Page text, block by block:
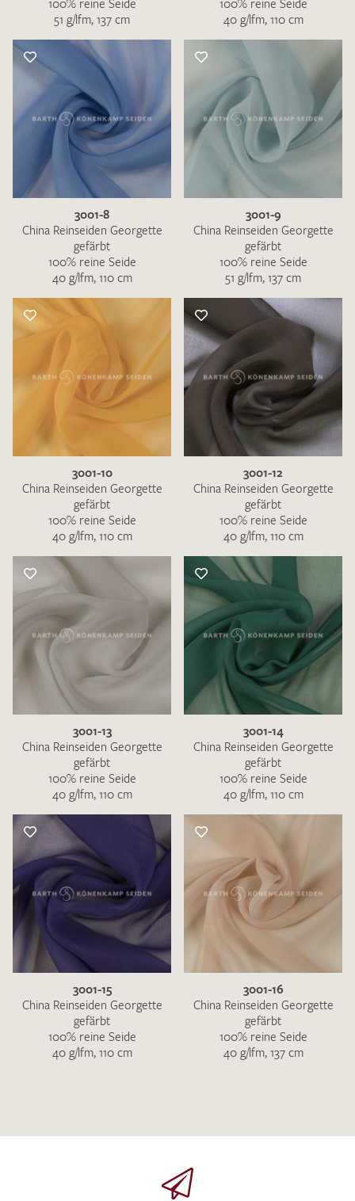
100% reine Seide
51 g/lfm, 137 cm
100% reine Seide
40 g/lfm, 110 cm
3001-8
China Reinseiden Georgette
gefärbt
100% reine Seide
40 g/lfm, 110 cm
3001-9
China Reinseiden Georgette
gefärbt
100% reine Seide
51 g/lfm, 137 cm
3001-10
China Reinseiden Georgette
gefärbt
100% reine Seide
40 g/lfm, 110 cm
3001-12
China Reinseiden Georgette
gefärbt
100% reine Seide
40 g/lfm, 110 cm
3001-13
China Reinseiden Georgette
gefärbt
100% reine Seide
40 g/lfm, 110 cm
3001-14
China Reinseiden Georgette
gefärbt
100% reine Seide
40 g/lfm, 110 cm
3001-15
China Reinseiden Georgette
gefärbt
100% reine Seide
40 g/lfm, 110 cm
3001-16
China Reinseiden Georgette
gefärbt
100% reine Seide
40 g/lfm, 137 cm